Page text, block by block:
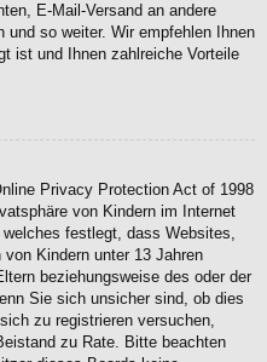
E-Mail-Versand an andere
und so weiter. Wir empfehlen Ihnen
ist und Ihnen zahlreiche Vorteile
Privacy Protection Act of 1998
von Kindern im Internet
festlegt, dass Websites,
Kindern unter 13 Jahren
beziehungsweise des oder der
Sie sich unsicher sind, ob dies
zu registrieren versuchen,
zu Rate. Bitte beachten